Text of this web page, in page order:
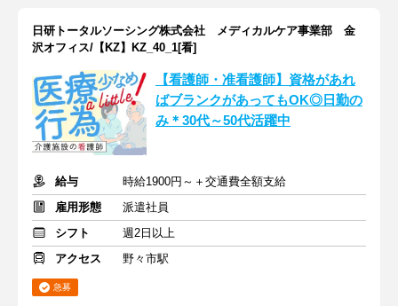
日研トータルソーシング株式会社 メディカルケア事業部 金
沢オフィス/【KZ】KZ_40_1[看]
【看護師・准看護師】資格があれ
ばブランクがあってもOK◎日勤の
み＊30代～50代活躍中
給与
時給1900円～＋交通費全額支給
雇用形態
派遣社員
シフト
週2日以上
アクセス
野々市駅
急募